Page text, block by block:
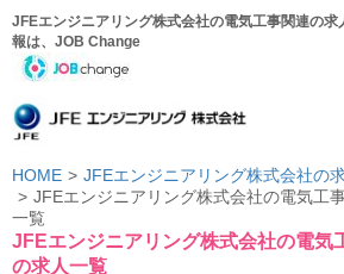
JFEエンジニアリング株式会社の電気工事関連の
報は、JOB Change
HOME
JFEエンジニアリング株式会社の
JFEエンジニアリング株式会社の電気工
一覧
JFEエンジニアリング株式会社の電気
の求人一覧